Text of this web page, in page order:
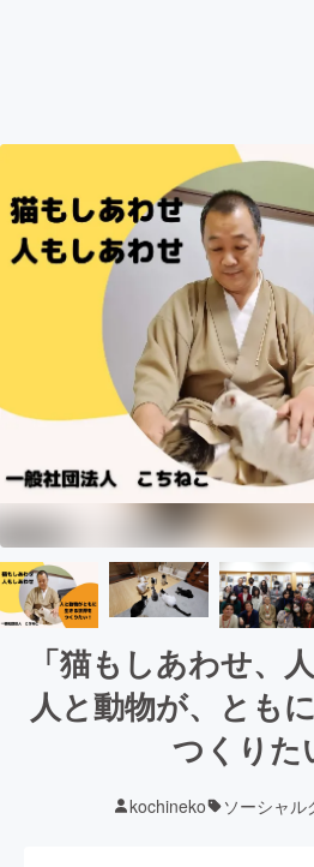
「猫もしあわせ、
人と動物が、とも
つくりた
kochineko ソーシャル